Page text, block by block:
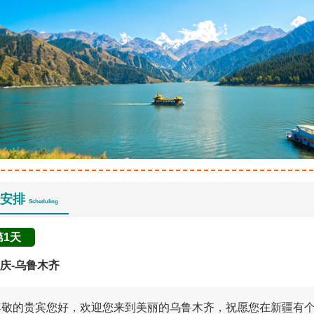
排 Scheduling
1天
-乌鲁木齐
的贵宾您好，欢迎您来到美丽的乌鲁木齐，祝愿您在新疆有